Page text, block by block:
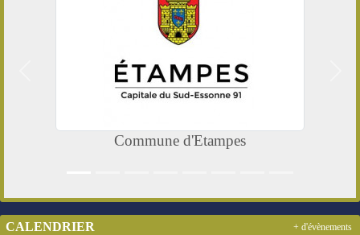
Commune d'Etampes
CALENDRIER + d'évènements